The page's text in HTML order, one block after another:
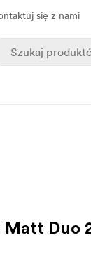
się z nami
Duo